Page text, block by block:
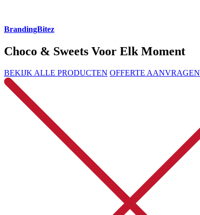
BrandingBitez
Choco & Sweets Voor Elk Moment
BEKIJK ALLE PRODUCTEN OFFERTE AANVRAGEN